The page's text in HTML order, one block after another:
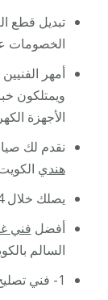
تبديل قطع
الخصومات
أمهر
ويمتلكون
الأجهزة
نقدم لك
هندي
يصلك خلال 24 ساعة من تلقي المشكلة.
أفضل فني
السالم
1- فني تصليح غسالات الكويت